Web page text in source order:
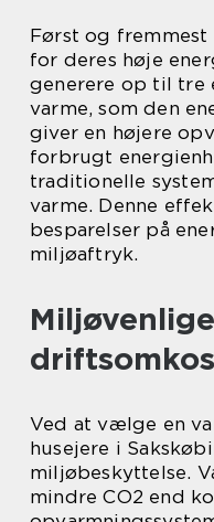
Først og
for deres høje
generere op til tre
varme, som den
giver en højere
forbrugt
traditionelle
varme. Denne
besparelser på
miljøaftryk.
Ved at vælge en
husejere i
miljøbeskyttelse.
mindre CO2 end